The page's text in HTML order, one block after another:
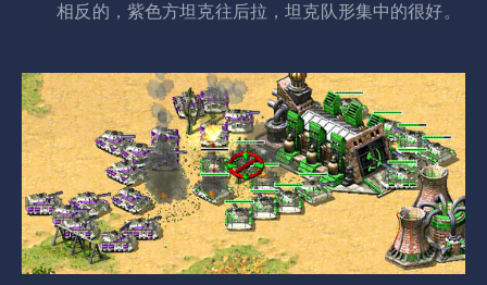
相反的，紫色方坦克往后拉，坦克队形集中的很好。